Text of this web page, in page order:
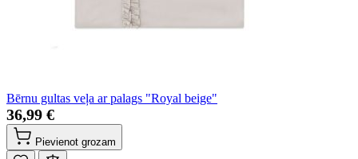
Bērnu gultas veļa ar palags "Royal beige"
36,99 €
Pievienot grozam